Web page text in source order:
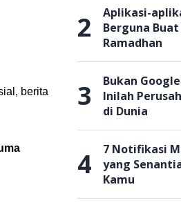
berita
2
Aplikasi-
Berguna
Ramadhan
3
Bukan
Inilah
di Dunia
4
7 Notifikasi
yang
Kamu